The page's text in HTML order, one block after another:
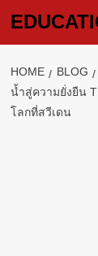
HOME BLOG
น้ำสู่ความยั่งยืน
โลกที่สวีเดน